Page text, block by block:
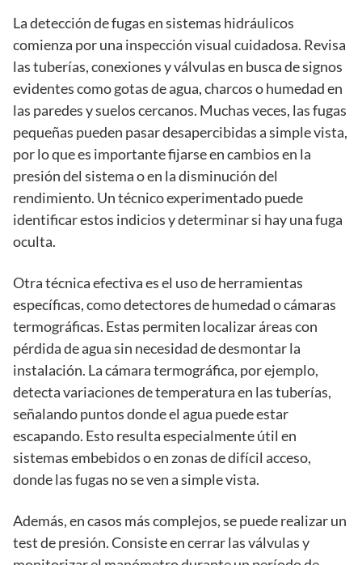
La detección de fugas en sistemas hidráulicos
comienza por una inspección visual cuidadosa. Revisa
las tuberías, conexiones y válvulas en busca de signos
evidentes como gotas de agua, charcos o humedad en
las paredes y suelos cercanos. Muchas veces, las fugas
pequeñas pueden pasar desapercibidas a simple vista,
por lo que es importante fijarse en cambios en la
presión del sistema o en la disminución del
rendimiento. Un técnico experimentado puede
identificar estos indicios y determinar si hay una fuga
oculta.
Otra técnica efectiva es el uso de herramientas
específicas, como detectores de humedad o cámaras
termográficas. Estas permiten localizar áreas con
pérdida de agua sin necesidad de desmontar la
instalación. La cámara termográfica, por ejemplo,
detecta variaciones de temperatura en las tuberías,
señalando puntos donde el agua puede estar
escapando. Esto resulta especialmente útil en
sistemas embebidos o en zonas de difícil acceso,
donde las fugas no se ven a simple vista.
Además, en casos más complejos, se puede realizar un
test de presión. Consiste en cerrar las válvulas y